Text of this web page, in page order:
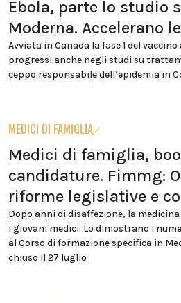
Ebola, parte lo studio
Moderna. Accelerano
Avviata in Canada la fase 1 del vaccino
progressi anche negli studi su
ceppo responsabile dell’epidemia in
MEDICI DI FAMIGLIA
Medici di famiglia,
candidature. Fimmg:
riforme legislative e
Dopo anni di disaffezione, la
i giovani medici. Lo dimostrano i
al Corso di formazione specifica in
chiuso il 27 luglio